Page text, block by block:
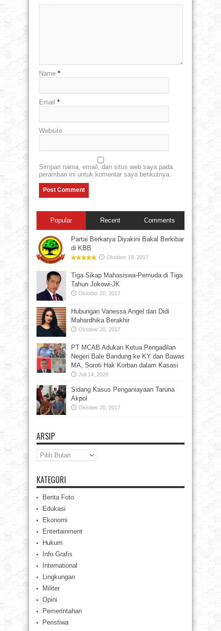
Name *
Email *
Website
Simpan nama, email, dan situs web saya pada
peramban ini untuk komentar saya berikutnya.
Popular Recent Comments
Partai Berkarya Diyakini Bakal Berkibar
di KBB
Oktober 19, 2017
Tiga Sikap Mahasiswa-Pemuda di Tiga
Tahun Jokowi-JK
Oktober 20, 2017
Hubungan Vanessa Angel dan Didi
Mahardhika Berakhir
Oktober 20, 2017
PT MCAB Adukan Ketua Pengadilan
Negeri Bale Bandung ke KY dan Bawas
MA, Soroti Hak Korban dalam Kasasi
Juli 14, 2026
Sidang Kasus Penganiayaan Taruna
Akpol
Oktober 20, 2017
ARSIP
Arsip
KATEGORI
Berita Foto
Edukasi
Ekonomi
Entertainment
Hukum
Info Grafis
International
Lingkungan
Militer
Opini
Pemerintahan
Peristiwa